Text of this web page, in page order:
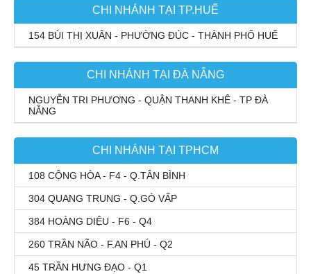
CHI NHÁNH TẠI TP.HUẾ
154 BÙI THỊ XUÂN - PHƯỜNG ĐÚC - THÀNH PHỐ HUẾ
CHI NHÁNH TẠI ĐÀ NẴNG
NGUYỄN TRI PHƯƠNG - QUẬN THANH KHÊ - TP ĐÀ
NẴNG
CHI NHÁNH TẠI TPHCM
108 CỘNG HÒA - F4 - Q.TÂN BÌNH
304 QUANG TRUNG - Q.GÒ VẤP
384 HOÀNG DIỆU - F6 - Q4
260 TRẦN NÃO - F.AN PHÚ - Q2
45 TRẦN HƯNG ĐẠO - Q1